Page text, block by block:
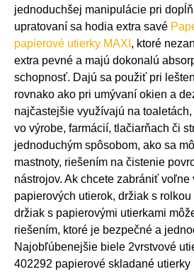
jednoduchšej manipulácie pri
upratovaní sa hodia extra savé
papierové utierky MAXI , ktoré
extra pevné a majú dokonalú
schopnosť. Dajú sa použiť pri
rovnako ako pri umývaní okien a
najčastejšie využívajú na
vo výrobe, farmácií, tlačiarňach či
jednoduchým spôsobom, ako sa
mastnoty, riešením na čistenie
nástrojov. Ak chcete zabrániť
papierových utierok, držiak s
držiak s papierovými utierkami
riešením, ktoré je bezpečné a
Najobľúbenejšie biele 2vrstvové
402292 papierové skladané utierky